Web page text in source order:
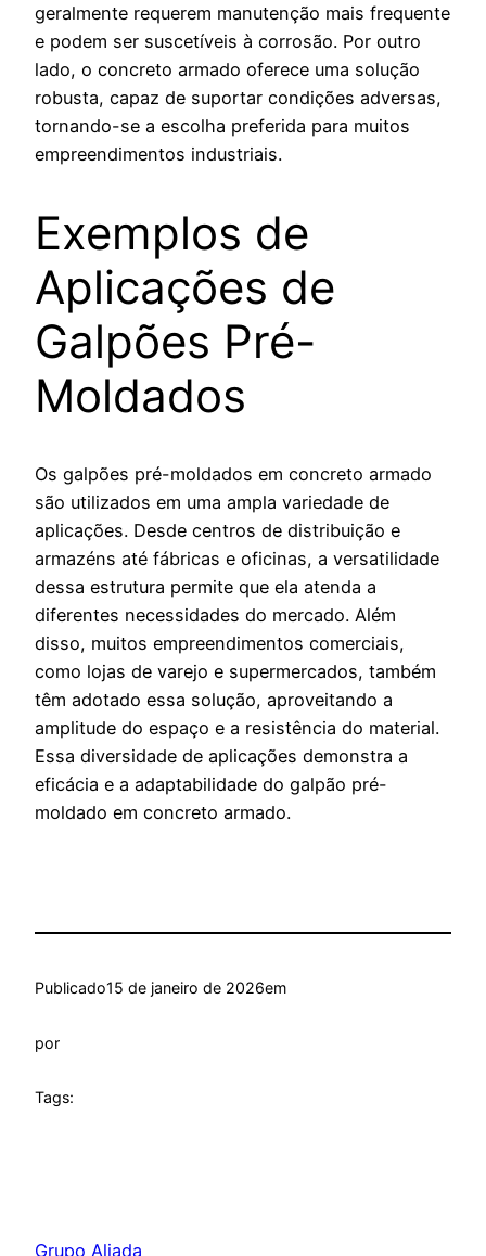
geralmente requerem manutenção mais frequente
e podem ser suscetíveis à corrosão. Por outro
lado, o concreto armado oferece uma solução
robusta, capaz de suportar condições adversas,
tornando-se a escolha preferida para muitos
empreendimentos industriais.
Exemplos de
Aplicações de
Galpões Pré-
Moldados
Os galpões pré-moldados em concreto armado
são utilizados em uma ampla variedade de
aplicações. Desde centros de distribuição e
armazéns até fábricas e oficinas, a versatilidade
dessa estrutura permite que ela atenda a
diferentes necessidades do mercado. Além
disso, muitos empreendimentos comerciais,
como lojas de varejo e supermercados, também
têm adotado essa solução, aproveitando a
amplitude do espaço e a resistência do material.
Essa diversidade de aplicações demonstra a
eficácia e a adaptabilidade do galpão pré-
moldado em concreto armado.
Publicado15 de janeiro de 2026em
por
Tags:
Grupo Aliada